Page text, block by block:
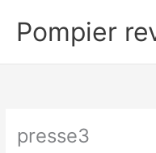
contenu
Pompier
presse3